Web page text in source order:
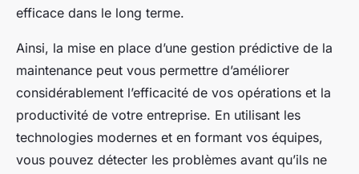
efficace dans le long terme.
Ainsi, la mise en place d’une gestion prédictive de la
maintenance peut vous permettre d’améliorer
considérablement l’efficacité de vos opérations et la
productivité de votre entreprise. En utilisant les
technologies modernes et en formant vos équipes,
vous pouvez détecter les problèmes avant qu’ils ne